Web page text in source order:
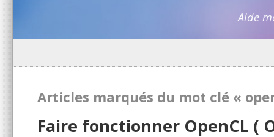
Aide
Articles marqués du mot clé «
Faire fonctionner OpenCL (